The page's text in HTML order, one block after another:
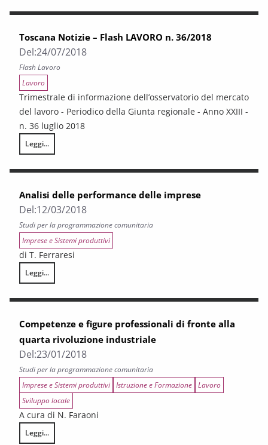
Toscana Notizie – Flash LAVORO n. 36/2018
Del:24/07/2018
Flash Lavoro
Lavoro
Trimestrale di informazione dell’osservatorio del mercato
del lavoro - Periodico della Giunta regionale - Anno XXIII -
n. 36 luglio 2018
Leggi...
Toscana Notizie – Flash LAVORO n. 36/2018
Analisi delle performance delle imprese
Del:12/03/2018
Studi per la programmazione comunitaria
Imprese e Sistemi produttivi
di T. Ferraresi
Leggi...
Analisi delle performance delle imprese
Competenze e figure professionali di fronte alla
quarta rivoluzione industriale
Del:23/01/2018
Studi per la programmazione comunitaria
Imprese e Sistemi produttivi Istruzione e Formazione Lavoro
Sviluppo locale
A cura di N. Faraoni
Leggi...
Competenze e figure professionali di fronte alla quarta rivoluzione